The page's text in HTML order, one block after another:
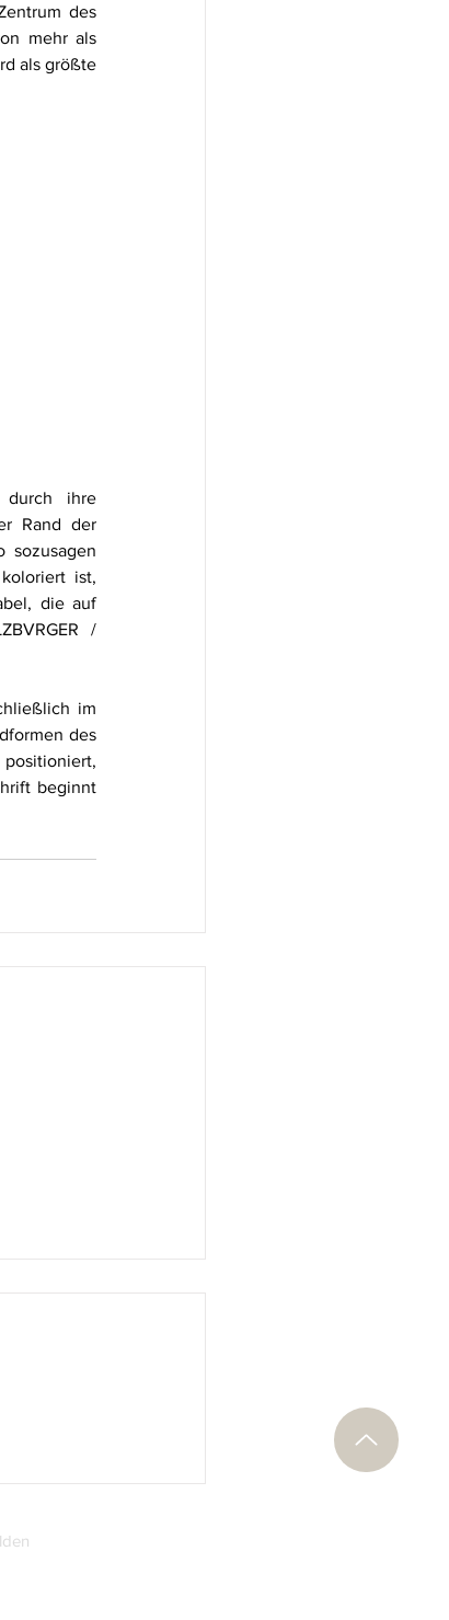
des
mehr als
als größte
durch ihre
Rand der
sozusagen
ist,
die auf
/
im
des
beginnt